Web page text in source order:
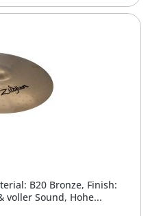
B20 Bronze, Finish:
voller Sound, Hohe...